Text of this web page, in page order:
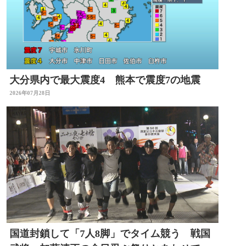
大分県内で最大震度4 熊本で震度7の地震
2026年07月28日
国道封鎖して「7人8脚」でタイム競う 戦国